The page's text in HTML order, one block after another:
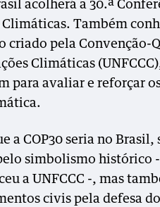
acolherá a 30.ª
Climáticas. Também
criado pela Convenção-
Climáticas
para avaliar e reforçar
a COP30 seria no
simbolismo histórico
a UNFCCC -, mas
civis pela defesa